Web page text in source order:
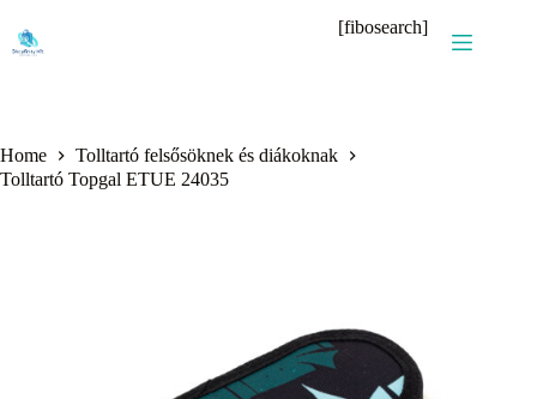
content
[fibosearch]
Home
Tolltartó felsősöknek és diákoknak
Tolltartó Topgal ETUE 24035